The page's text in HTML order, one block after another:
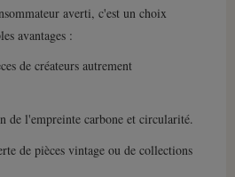
averti, c'est un choix
avantages :
de créateurs autrement
de l'empreinte carbone et circularité.
de pièces vintage ou de collections